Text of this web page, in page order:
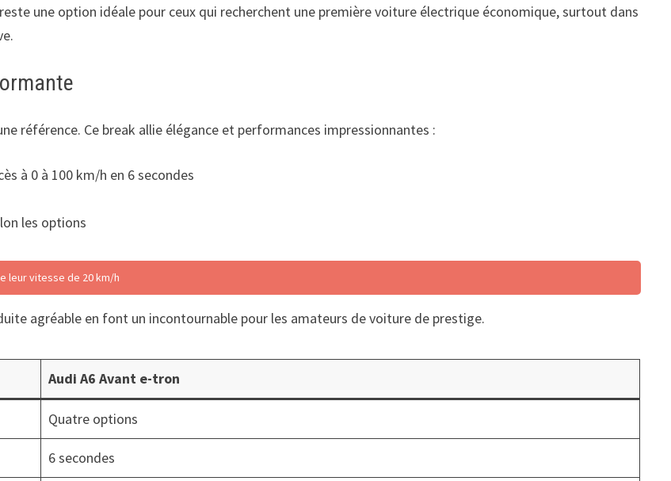
une option idéale pour ceux qui recherchent une première voiture électrique économique, surtout dans
référence. Ce break allie élégance et performances impressionnantes :
à 0 à 100 km/h en 6 secondes
les options
leur vitesse de 20 km/h
agréable en font un incontournable pour les amateurs de voiture de prestige.
Audi A6 Avant e-tron
Quatre options
6 secondes